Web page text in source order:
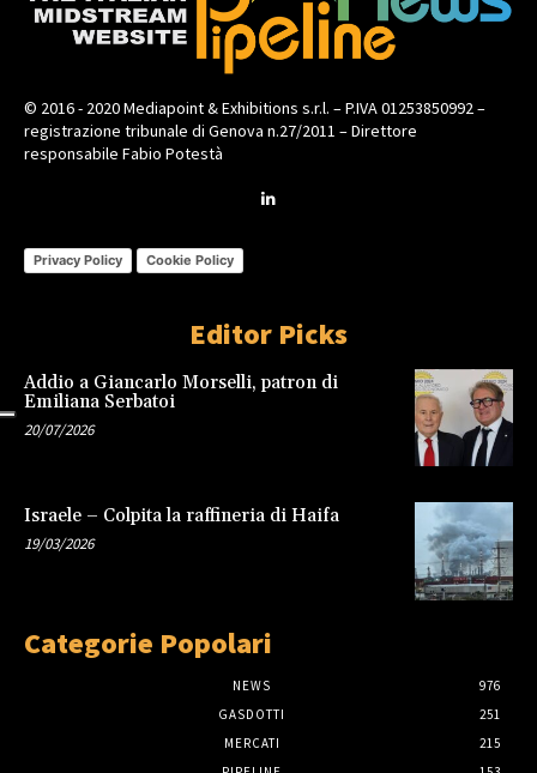
© 2016 - 2020 Mediapoint & Exhibitions s.r.l. – P.IVA 01253850992 –
registrazione tribunale di Genova n.27/2011 – Direttore
responsabile Fabio Potestà
Privacy Policy Cookie Policy
Editor Picks
Addio a Giancarlo Morselli, patron di
Emiliana Serbatoi
20/07/2026
Israele – Colpita la raffineria di Haifa
19/03/2026
Categorie Popolari
NEWS
976
GASDOTTI
251
MERCATI
215